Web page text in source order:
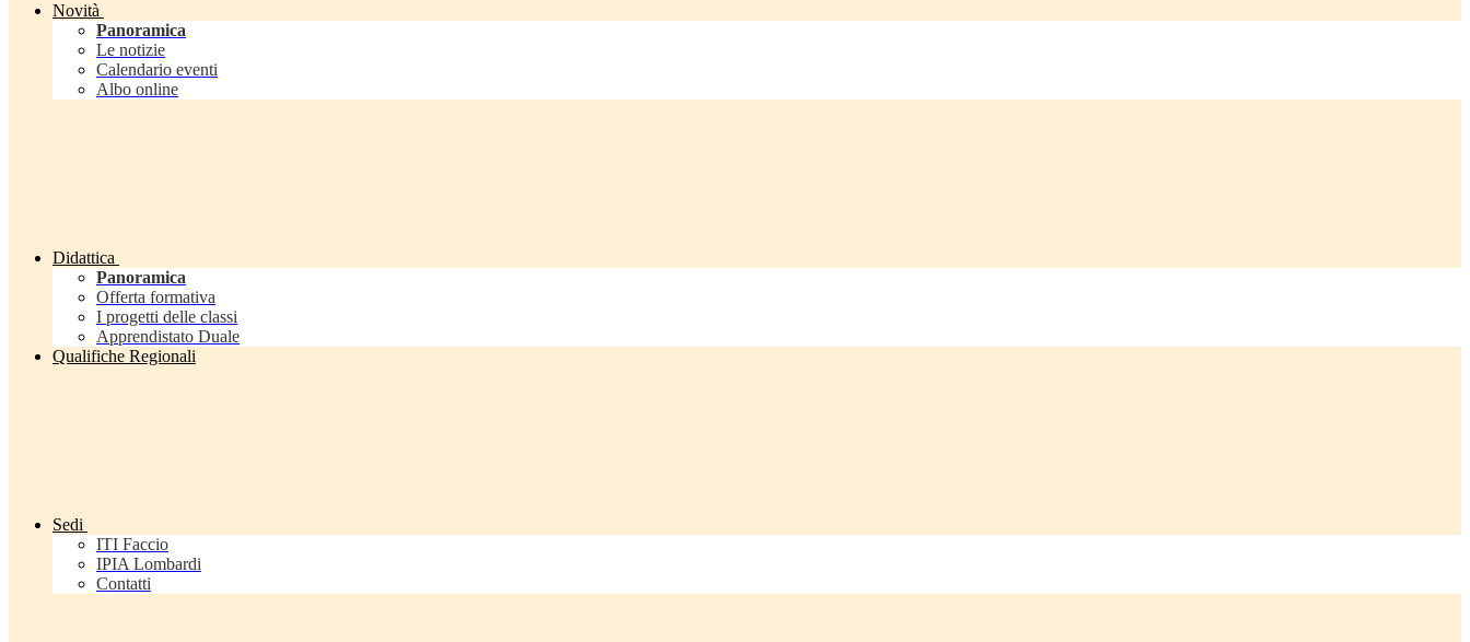
Novità
Panoramica
Le notizie
Calendario eventi
Albo online
Didattica
Panoramica
Offerta formativa
I progetti delle classi
Apprendistato Duale
Qualifiche Regionali
Sedi
ITI Faccio
IPIA Lombardi
Contatti